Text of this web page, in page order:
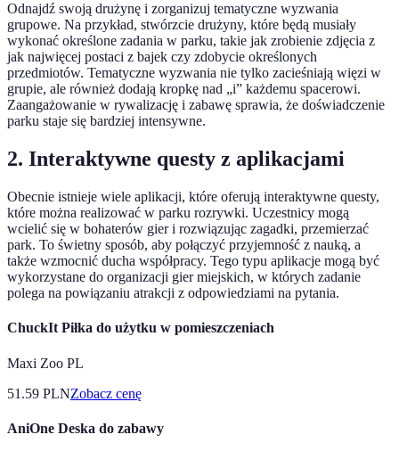
Odnajdź swoją drużynę i zorganizuj tematyczne wyzwania
grupowe. Na przykład, stwórzcie drużyny, które będą musiały
wykonać określone zadania w parku, takie jak zrobienie zdjęcia z
jak najwięcej postaci z bajek czy zdobycie określonych
przedmiotów. Tematyczne wyzwania nie tylko zacieśniają więzi w
grupie, ale również dodają kropkę nad „i” każdemu spacerowi.
Zaangażowanie w rywalizację i zabawę sprawia, że doświadczenie
parku staje się bardziej intensywne.
2. Interaktywne questy z aplikacjami
Obecnie istnieje wiele aplikacji, które oferują interaktywne questy,
które można realizować w parku rozrywki. Uczestnicy mogą
wcielić się w bohaterów gier i rozwiązując zagadki, przemierzać
park. To świetny sposób, aby połączyć przyjemność z nauką, a
także wzmocnić ducha współpracy. Tego typu aplikacje mogą być
wykorzystane do organizacji gier miejskich, w których zadanie
polega na powiązaniu atrakcji z odpowiedziami na pytania.
ChuckIt Piłka do użytku w pomieszczeniach
Maxi Zoo PL
51.59 PLNZobacz cenę
AniOne Deska do zabawy